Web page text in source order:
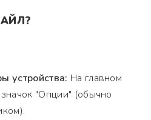
устройства: На главном
"Опции" (обычно